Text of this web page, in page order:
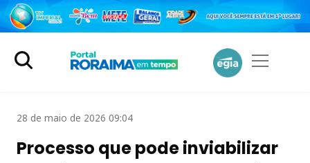
28 de maio de 2026 09:04
Processo que pode inviabilizar